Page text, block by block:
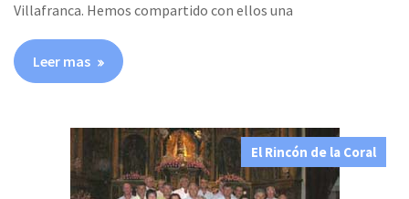
Villafranca. Hemos compartido con ellos una
Leer mas
El Rincón de la Coral